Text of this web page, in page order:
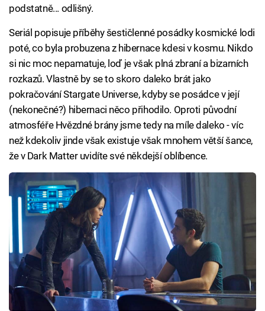
podstatně... odlišný.
Seriál popisuje příběhy šestičlenné posádky kosmické lodi
poté, co byla probuzena z hibernace kdesi v kosmu. Nikdo
si nic moc nepamatuje, loď je však plná zbraní a bizarních
rozkazů. Vlastně by se to skoro daleko brát jako
pokračování Stargate Universe, kdyby se posádce v její
(nekonečné?) hibernaci něco přihodilo. Oproti původní
atmosféře Hvězdné brány jsme tedy na míle daleko - víc
než kdekoliv jinde však existuje však mnohem větší šance,
že v Dark Matter uvidíte své někdejší oblíbence.